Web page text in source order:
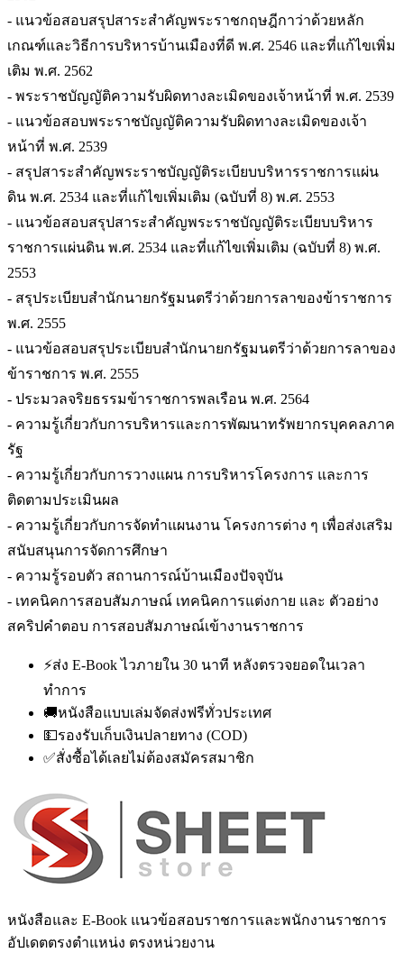
- แนวข้อสอบสรุปสาระสำคัญพระราชกฤษฎีกาว่าด้วยหลัก
เกณฑ์และวิธีการบริหารบ้านเมืองที่ดี พ.ศ. 2546 และที่แก้ไขเพิ่ม
เติม พ.ศ. 2562
- พระราชบัญญัติความรับผิดทางละเมิดของเจ้าหน้าที่ พ.ศ. 2539
- แนวข้อสอบพระราชบัญญัติความรับผิดทางละเมิดของเจ้า
หน้าที่ พ.ศ. 2539
- สรุปสาระสำคัญพระราชบัญญัติระเบียบบริหารราชการแผ่น
ดิน พ.ศ. 2534 และที่แก้ไขเพิ่มเติม (ฉบับที่ 8) พ.ศ. 2553
- แนวข้อสอบสรุปสาระสำคัญพระราชบัญญัติระเบียบบริหาร
ราชการแผ่นดิน พ.ศ. 2534 และที่แก้ไขเพิ่มเติม (ฉบับที่ 8) พ.ศ.
2553
- สรุประเบียบสำนักนายกรัฐมนตรีว่าด้วยการลาของข้าราชการ
พ.ศ. 2555
- แนวข้อสอบสรุประเบียบสำนักนายกรัฐมนตรีว่าด้วยการลาของ
ข้าราชการ พ.ศ. 2555
- ประมวลจริยธรรมข้าราชการพลเรือน พ.ศ. 2564
- ความรู้เกี่ยวกับการบริหารและการพัฒนาทรัพยากรบุคคลภาค
รัฐ
- ความรู้เกี่ยวกับการวางแผน การบริหารโครงการ และการ
ติดตามประเมินผล
- ความรู้เกี่ยวกับการจัดทำแผนงาน โครงการต่าง ๆ เพื่อส่งเสริม
สนับสนุนการจัดการศึกษา
- ความรู้รอบตัว สถานการณ์บ้านเมืองปัจจุบัน
- เทคนิคการสอบสัมภาษณ์ เทคนิคการแต่งกาย และ ตัวอย่าง
สคริปคำตอบ การสอบสัมภาษณ์เข้างานราชการ
⚡ส่ง E-Book ไวภายใน 30 นาที หลังตรวจยอดในเวลา
ทำการ
🚚หนังสือแบบเล่มจัดส่งฟรีทั่วประเทศ
💵รองรับเก็บเงินปลายทาง (COD)
✅สั่งซื้อได้เลยไม่ต้องสมัครสมาชิก
หนังสือและ E-Book แนวข้อสอบราชการและพนักงานราชการ
อัปเดตตรงตำแหน่ง ตรงหน่วยงาน